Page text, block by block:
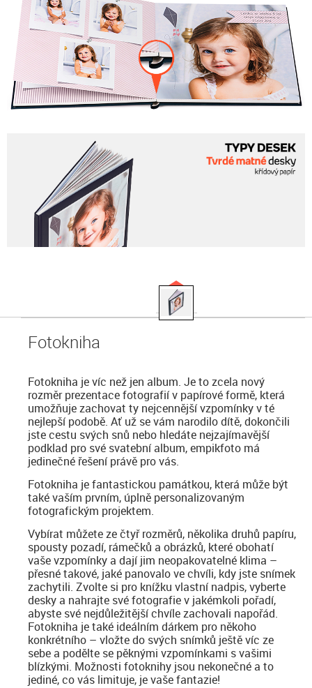
Fotokniha
Fotokniha je víc než jen album. Je to zcela nový
rozměr prezentace fotografií v papírové formě, která
umožňuje zachovat ty nejcennější vzpomínky v té
nejlepší podobě. Ať už se vám narodilo dítě, dokončili
jste cestu svých snů nebo hledáte nejzajímavější
podklad pro své svatební album, empikfoto má
jedinečné řešení právě pro vás.
Fotokniha je fantastickou památkou, která může být
také vaším prvním, úplně personalizovaným
fotografickým projektem.
Vybírat můžete ze čtyř rozměrů, několika druhů papíru,
spousty pozadí, rámečků a obrázků, které obohatí
vaše vzpomínky a dají jim neopakovatelné klima –
přesné takové, jaké panovalo ve chvíli, kdy jste snímek
zachytili. Zvolte si pro knížku vlastní nadpis, vyberte
desky a nahrajte své fotografie v jakémkoli pořadí,
abyste své nejdůležitější chvíle zachovali napořád.
Fotokniha je také ideálním dárkem pro někoho
konkrétního – vložte do svých snímků ještě víc ze
sebe a podělte se pěknými vzpomínkami s vašimi
blízkými. Možnosti fotoknihy jsou nekonečné a to
jediné, co vás limituje, je vaše fantazie!